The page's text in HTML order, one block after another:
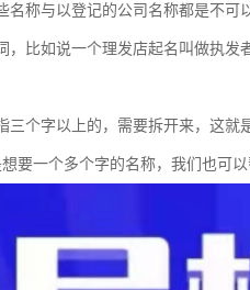
称与以登记的公司名称都是不可
比如说一个理发店起名叫做执
个字以上的，需要拆开来，这就
要一个多个字的名称，我们也可